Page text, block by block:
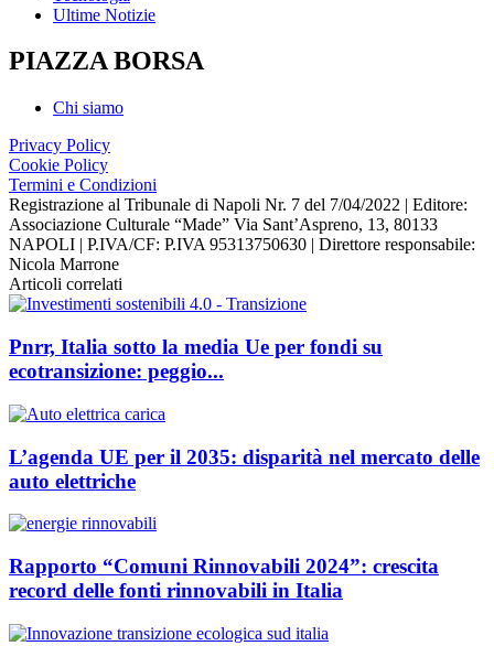
Ultime Notizie
PIAZZA BORSA
Chi siamo
Privacy Policy
Cookie Policy
Termini e Condizioni
Registrazione al Tribunale di Napoli Nr. 7 del 7/04/2022 | Editore:
Associazione Culturale “Made” Via Sant’Aspreno, 13, 80133
NAPOLI | P.IVA/CF: P.IVA 95313750630 | Direttore responsabile:
Nicola Marrone
Articoli correlati
Pnrr, Italia sotto la media Ue per fondi su
ecotransizione: peggio...
L’agenda UE per il 2035: disparità nel mercato delle
auto elettriche
Rapporto “Comuni Rinnovabili 2024”: crescita
record delle fonti rinnovabili in Italia